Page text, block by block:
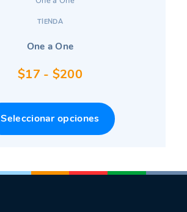
TIENDA
One a One
$17 - $200Rango
precios:
desde
hasta
Seleccionar opciones